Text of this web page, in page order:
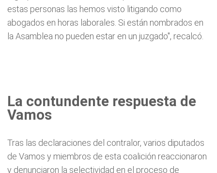
estas personas las hemos visto litigando como
abogados en horas laborales. Si están nombrados en
la Asamblea no pueden estar en un juzgado", recalcó.
La contundente respuesta de
Vamos
Tras las declaraciones del contralor, varios diputados
de Vamos y miembros de esta coalición reaccionaron
y denunciaron la selectividad en el proceso de